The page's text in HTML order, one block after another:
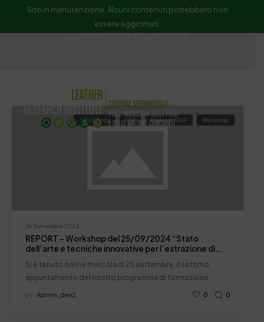
Sito in manutenzione. Alcuni contenuti potrebbero non
essere aggiornati.
Leopoldo Esposito
26 Settembre 2024
In Evidenza Old Webinar SSIP Workshop
REPORT – Workshop del 25/09/2024 “Stato
dell’arte e tecniche innovative per l’estrazione di
Si è tenuto online mercoledì 25 settembre, il settimo
appuntamento del nostro programma di formazione…
by Admin_dev2 0 0